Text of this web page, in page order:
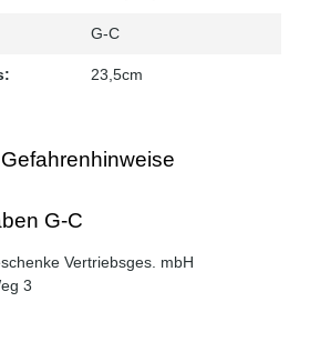
G-C
23,5cm
G-C
Vertriebsges. mbH
3